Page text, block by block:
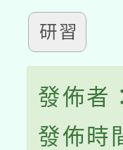
研習
發佈者
發佈時